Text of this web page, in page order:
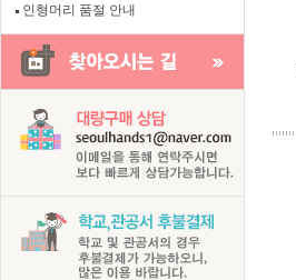
인형머리 품절 안내